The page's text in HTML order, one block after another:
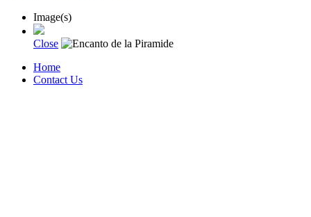
Image(s)
Close
Home
Contact Us